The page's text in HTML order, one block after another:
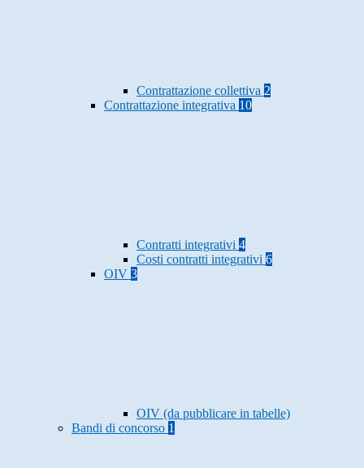
Contrattazione collettiva 2
Contrattazione integrativa 10
Contratti integrativi 4
Costi contratti integrativi 6
OIV 3
OIV (da pubblicare in tabelle)
Bandi di concorso 1